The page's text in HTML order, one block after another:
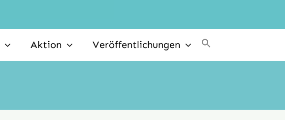
Aktion Veröffentlichungen